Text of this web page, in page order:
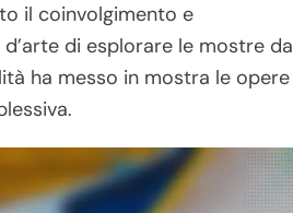
il coinvolgimento e
di esplorare le mostre da
ha messo in mostra le opere